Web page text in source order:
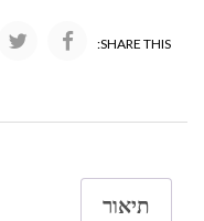
SHARE THIS:
תיאור